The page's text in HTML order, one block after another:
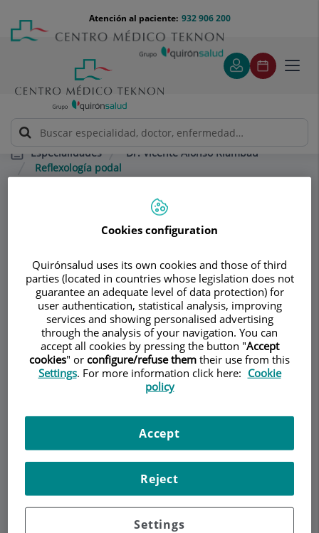
contenido
Menú
teléfono
cabecera
932 906 200
Atención al paciente:
Especialidades
Dr. Vicente Alonso Riambau
Reflexología podal
Riambau
ANGIOLOGÍA Y CIRUGÍA VASCULAR
DescripciónServiciosEquipoContactoDatos de interés
Horario
Pedir cita
Reflexología podal
Cookies configuration
Quirónsalud uses its own cookies and those of third
parties (located in countries whose legislation does not
guarantee an adequate level of data protection) for
user authentication, statistical analysis, improving
services and showing personalised advertising
through the analysis of your navigation. You can
accept all cookies by pressing the button "Accept
cookies" or configure/refuse them their use from this
Settings. For more information click here: Cookie
policy
Settings
Reject
Accept